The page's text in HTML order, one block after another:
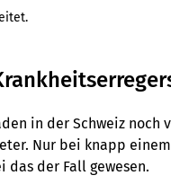
in der Schweiz noch
Nur bei knapp
das der Fall gewesen.